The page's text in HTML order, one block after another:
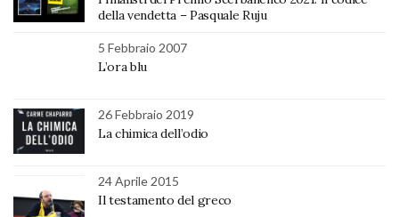
della vendetta – Pasquale Ruju
5 Febbraio 2007
L’ora blu
26 Febbraio 2019
La chimica dell’odio
24 Aprile 2015
Il testamento del greco